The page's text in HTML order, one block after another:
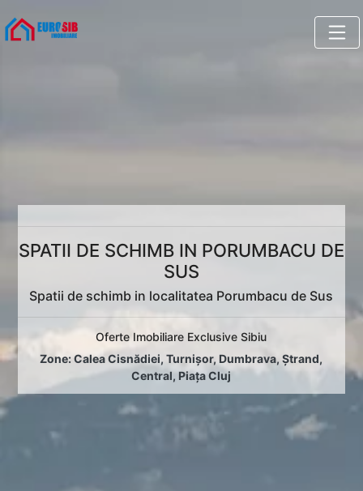
SPATII DE SCHIMB IN PORUMBACU DE
SUS
Spatii de schimb in localitatea Porumbacu de Sus
Oferte Imobiliare Exclusive Sibiu
Zone:Calea Cisnădiei,Turnișor, Dumbrava,Ștrand,
Central,Piața Cluj